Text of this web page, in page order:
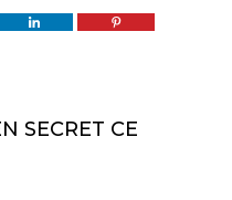
SECRET CE